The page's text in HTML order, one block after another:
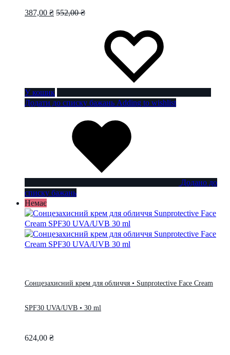
387,00 ₴ 552,00₴
У кошик
Додати до списку бажань Adding to wishlist
Додано до
списку бажань
Немає
Сонцезахисний крем для обличчя • Sunprotective Face Cream
SPF30 UVA/UVB • 30 ml
624,00 ₴